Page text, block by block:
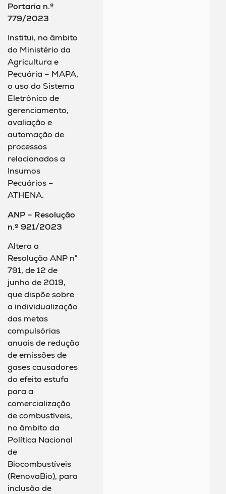
Portaria n.º
779/2023
Institui, no âmbito
do Ministério da
Agricultura e
Pecuária – MAPA,
o uso do Sistema
Eletrônico de
gerenciamento,
avaliação e
automação de
processos
relacionados a
Insumos
Pecuários –
ATHENA.
ANP – Resolução
n.º 921/2023
Altera a
Resolução ANP n°
791, de 12 de
junho de 2019,
que dispõe sobre
a individualização
das metas
compulsórias
anuais de redução
de emissões de
gases causadores
do efeito estufa
para a
comercialização
de combustíveis,
no âmbito da
Política Nacional
de
Biocombustíveis
(RenovaBio), para
inclusão de